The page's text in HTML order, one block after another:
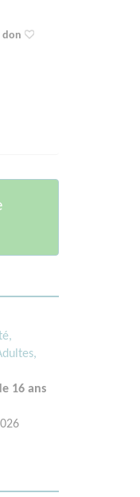
don
16 ans